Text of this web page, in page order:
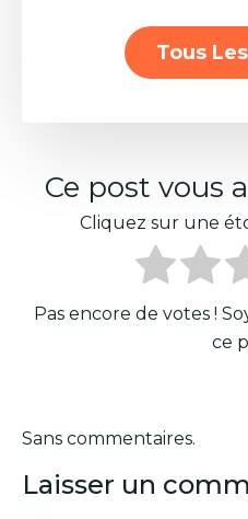
Tous
Ce post vous
Cliquez sur une
Pas encore de votes !
ce
Sans commentaires.
Laisser un